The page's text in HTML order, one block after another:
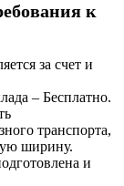
к
за счет и
– Бесплатно.
транспорта,
ширину.
и